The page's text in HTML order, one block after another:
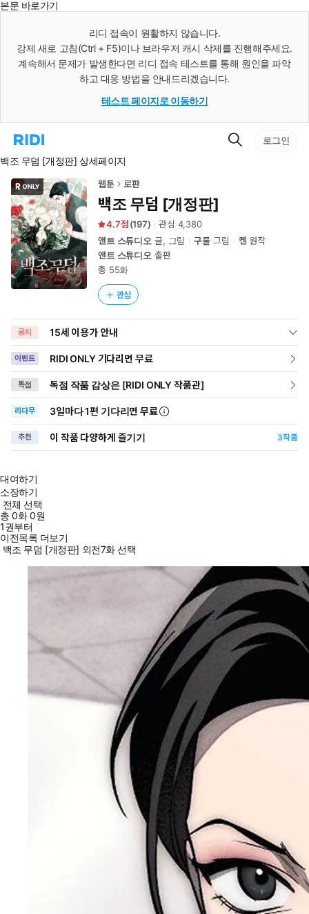
본문 바로가기
리디 접속이 원활하지 않습니다.
강제 새로 고침(Ctrl + F5)이나 브라우저 캐시 삭제를 진행해주세요.
계속해서 문제가 발생한다면 리디 접속 테스트를 통해 원인을 파악
하고 대응 방법을 안내드리겠습니다.
테스트 페이지로 이동하기
리
홈
로
이
동
검
로그인
백조 무덤 [개정판] 상세페이지
웹툰 로판
백조 무덤 [개정판]
4.7 (197) 관심 4,380
앤트 스튜디오 글, 그림 구물 그림 켄 원작
앤트 스튜디오 출판
총 55화
관심
공지 15세 이용가 안내
이벤트 RIDI ONLY 기다리면 무료
독점 독점 작품 감상은 [RIDI ONLY 작품관]
리다무 3일마다1편 기다리면 무료
추천 이 작품 다양하게 즐기기 3작품
대여하기
소장하기
전체 선택
총0화0원
1권부터
이전목록 더보기
백조 무덤 [개정판] 외전7화 선택